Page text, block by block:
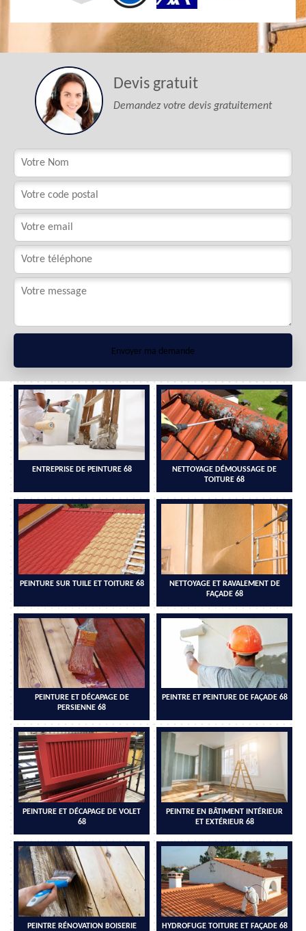
Devis gratuit
Demandez votre devis gratuitement
ENTREPRISE DE PEINTURE 68
NETTOYAGE DÉMOUSSAGE DE
TOITURE 68
PEINTURE SUR TUILE ET TOITURE 68
NETTOYAGE ET RAVALEMENT DE
FAÇADE 68
PEINTURE ET DÉCAPAGE DE
PERSIENNE 68
PEINTRE ET PEINTURE DE FAÇADE 68
PEINTURE ET DÉCAPAGE DE VOLET
68
PEINTRE EN BÂTIMENT INTÉRIEUR
ET EXTÉRIEUR 68
PEINTRE RÉNOVATION BOISERIE
HYDROFUGE TOITURE ET FAÇADE 68